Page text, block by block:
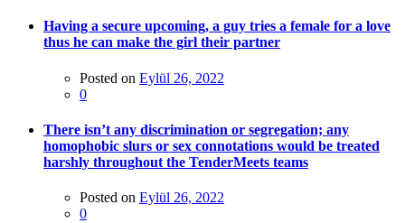
Having a secure upcoming, a guy tries a female for a love
thus he can make the girl their partner
Posted on Eylül 26, 2022
0
There isn’t any discrimination or segregation; any
homophobic slurs or sex connotations would be treated
harshly throughout the TenderMeets teams
Posted on Eylül 26, 2022
0